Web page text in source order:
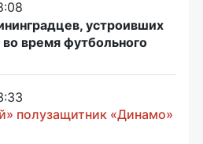
устроивших
время футбольного
полузащитник «Динамо»